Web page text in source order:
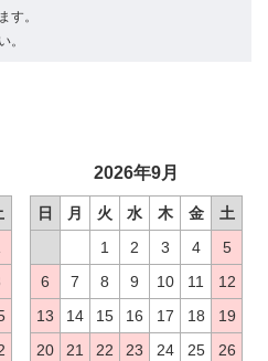
す。
。
2026年9月
日 月 火 水 木 金
土
1
2 3 4
5
6
7 8 9 10 11
12
13
14 15 16 17 18
19
20
21 22 23 24 25
26